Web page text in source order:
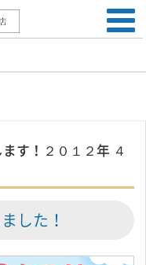
す！２０１２年 ４
した！